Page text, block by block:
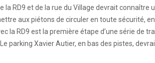
la RD9 et de la rue du Village devrait
aux piétons de circuler en toute sécurité,
la RD9 est la première étape d’une série de
parking Xavier Autier, en bas des pistes,